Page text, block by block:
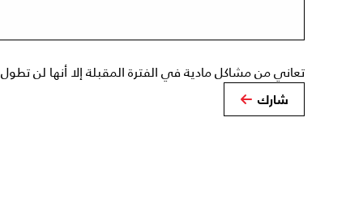
تعاني من مشاكل مادية في الفترة المقبلة إلا أنها لن تطول
شارك